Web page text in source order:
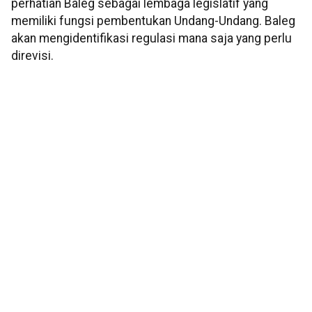
perhatian Baleg sebagai lembaga legislatif yang
memiliki fungsi pembentukan Undang-Undang. Baleg
akan mengidentifikasi regulasi mana saja yang perlu
direvisi.